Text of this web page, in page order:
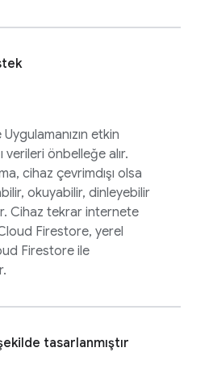
Uygulamanızın etkin
verileri önbelleğe alır.
cihaz çevrimdışı olsa
okuyabilir, dinleyebilir
Cihaz tekrar internete
Firestore, yerel
Firestore ile
tasarlanmıştır